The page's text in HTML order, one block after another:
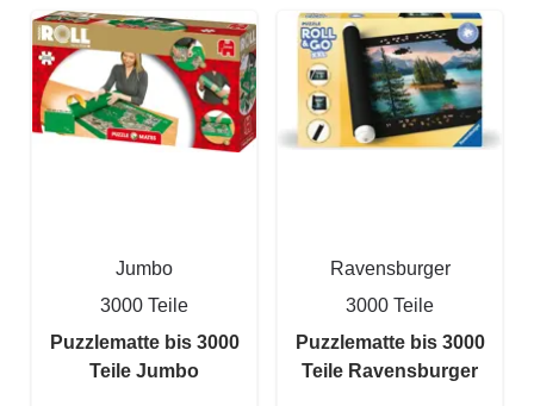
Jumbo
3000 Teile
Puzzlematte bis 3000
Teile Jumbo
Ravensburger
3000 Teile
Puzzlematte bis 3000
Teile Ravensburger